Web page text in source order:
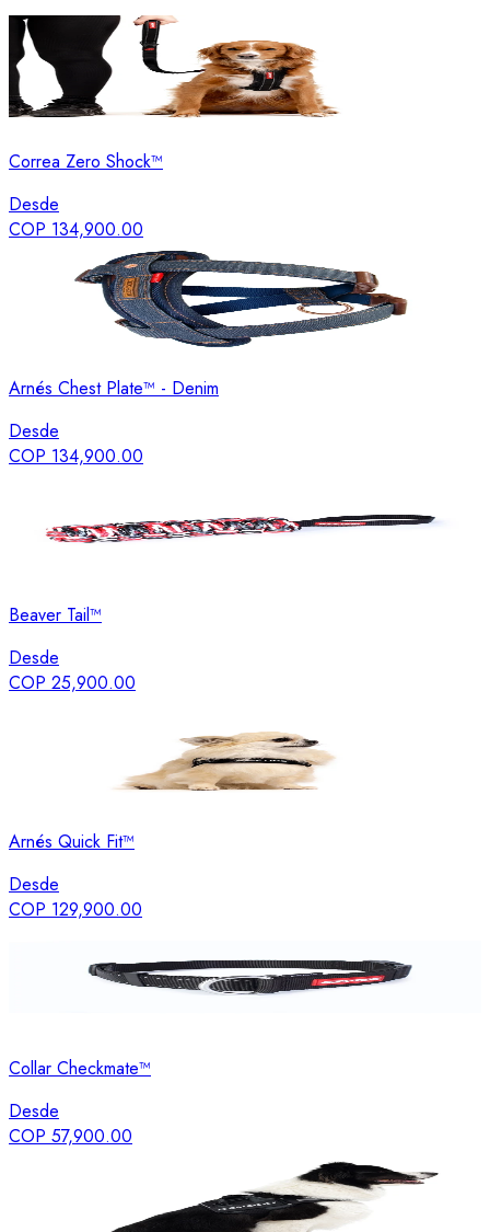
Correa Zero Shock™
Desde
COP 134,900.00
Arnés Chest Plate™ - Denim
Desde
COP 134,900.00
Beaver Tail™
Desde
COP 25,900.00
Arnés Quick Fit™
Desde
COP 129,900.00
Collar Checkmate™
Desde
COP 57,900.00